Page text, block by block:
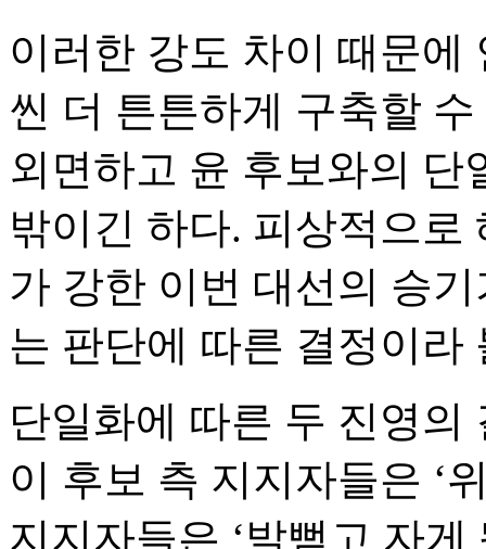
이러한 강도 차이 때문에
씬 더 튼튼하게 구축할
외면하고 윤 후보와의 단
밖이긴 하다. 피상적으
가 강한 이번 대선의 승
는 판단에 따른 결정이라
단일화에 따른 두 진영
이 후보 측 지지자들은 ‘
지지자들은 ‘발뻗고 자